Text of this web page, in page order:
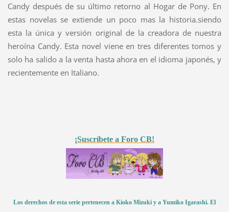
Candy después de su último retorno al Hogar de Pony. En
estas novelas se extiende un poco mas la historia.siendo
esta la única y versión original de la creadora de nuestra
heroína Candy. Esta novel viene en tres diferentes tomos y
solo ha salido a la venta hasta ahora en el idioma japonés, y
recientemente en Italiano.
¡Suscríbete a Foro CB!
Los derechos de esta serie pertenecen a Kioko Mizuki y a Yumiko Igarashi. El